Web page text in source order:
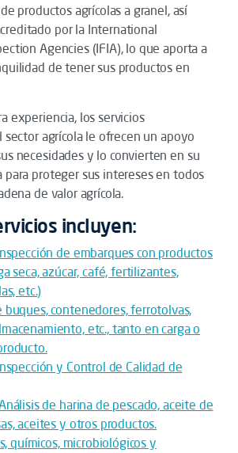
productos agrícolas a granel, así
por la International
Agencies (IFIA), lo que aporta a
de tener sus productos en
experiencia, los servicios
agrícola le ofrecen un apoyo
necesidades y lo convierten en su
para proteger sus intereses en todos
de valor agrícola.
incluyen:
de embarques con productos
seca, azúcar, café, fertilizantes,
etc.)
buques, contenedores, ferrotolvas,
etc., tanto en carga o
y Control de Calidad de
de harina de pescado, aceite de
aceites y otros productos.
químicos, microbiológicos y